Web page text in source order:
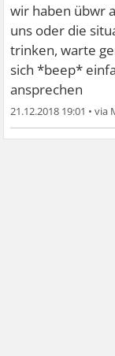
wir haben übwr
uns oder die
trinken, warte
sich *beep*
ansprechen
21.12.2018 19:01 •